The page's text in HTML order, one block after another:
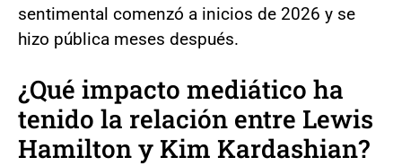
sentimental comenzó a inicios de 2026 y se
hizo pública meses después.
¿Qué impacto mediático ha
tenido la relación entre Lewis
Hamilton y Kim Kardashian?